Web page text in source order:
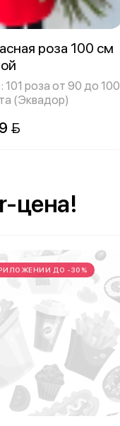
роза 100 см
101 роза от 90 до 100
(Эквадор)

цена!
ДО -30%